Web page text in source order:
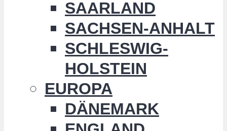
SAARLAND
SACHSEN-ANHALT
SCHLESWIG-
HOLSTEIN
EUROPA
DÄNEMARK